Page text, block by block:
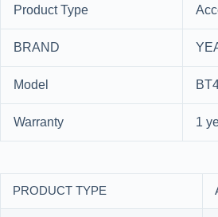
Product Type
BRAND
Model
Warranty
1
PRODUCT TYPE